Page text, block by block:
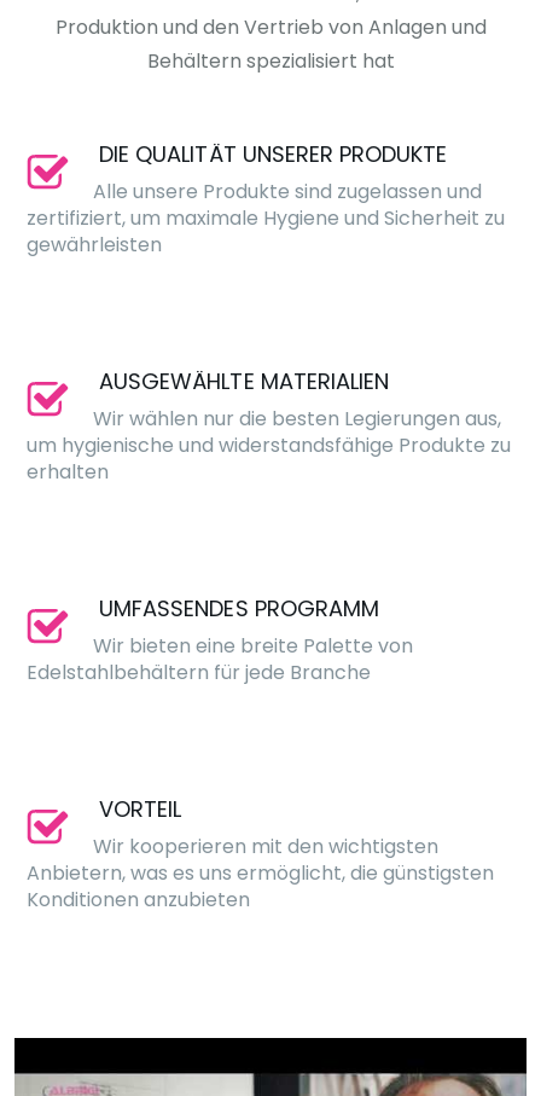
Produktion und den Vertrieb von Anlagen und
Behältern spezialisiert hat
DIE QUALITÄT UNSERER PRODUKTE
Alle unsere Produkte sind zugelassen und
zertifiziert, um maximale Hygiene und Sicherheit zu
gewährleisten
AUSGEWÄHLTE MATERIALIEN
Wir wählen nur die besten Legierungen aus,
um hygienische und widerstandsfähige Produkte zu
erhalten
UMFASSENDES PROGRAMM
Wir bieten eine breite Palette von
Edelstahlbehältern für jede Branche
VORTEIL
Wir kooperieren mit den wichtigsten
Anbietern, was es uns ermöglicht, die günstigsten
Konditionen anzubieten